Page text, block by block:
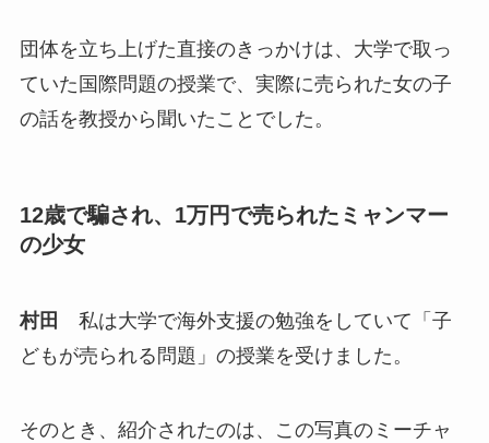
団体を立ち上げた直接のきっかけは、大学で取っ
ていた国際問題の授業で、実際に売られた女の子
の話を教授から聞いたことでした。
12歳で騙され、1万円で売られたミャンマー
の少女
村田
私は大学で海外支援の勉強をしていて「子
どもが売られる問題」の授業を受けました。
そのとき、紹介されたのは、この写真のミーチャ